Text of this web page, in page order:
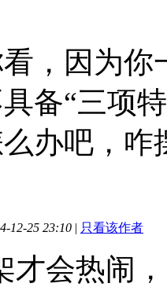
，因为你
备“三项
办吧，咋
12-25 23:10 | 只看该作者
才会热闹，